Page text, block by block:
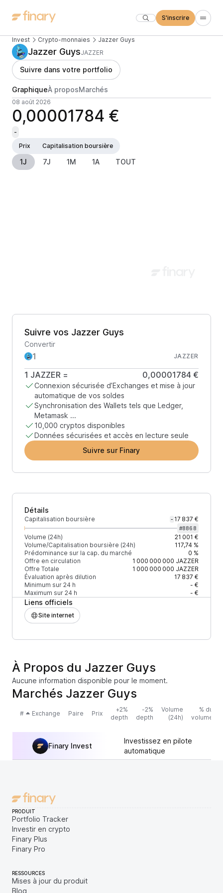
S'inscrire
Invest Crypto-monnaies Jazzer Guys
Jazzer GuysJAZZER
Suivre dans votre portfolio
GraphiqueÀ proposMarchés
08 août 2026
0,00001784 €
-
Prix
Capitalisation boursière
1J 7J 1M 1A TOUT
Suivre vos Jazzer Guys
Convertir
JAZZER
1 JAZZER = 0,00001784 €
Connexion sécurisée d’Exchanges et mise à jour
automatique de vos soldes
Synchronisation des Wallets tels que Ledger,
Metamask ...
10,000 cryptos disponibles
Données sécurisées et accès en lecture seule
Suivre sur Finary
Détails
Capitalisation boursière - 17 837 €
#8868
Volume (24h)
21 001 €
Volume/Capitalisation boursière (24h)
117,74 %
Prédominance sur la cap. du marché
0 %
Offre en circulation
1 000 000 000 JAZZER
Offre Totale
1 000 000 000 JAZZER
Évaluation après dilution
17 837 €
Minimum sur 24 h
- €
Maximum sur 24 h
- €
Liens officiels
Site internet
À Propos du Jazzer Guys
Aucune information disponible pour le moment.
Marchés Jazzer Guys
# Exchange Paire Prix
+2%
depth
-2%
depth
Volume
(24h)
% du
volume
Finary Invest
Investissez en pilote
automatique
PRODUIT
Portfolio Tracker
Investir en crypto
Finary Plus
Finary Pro
RESSOURCES
Mises à jour du produit
Blog